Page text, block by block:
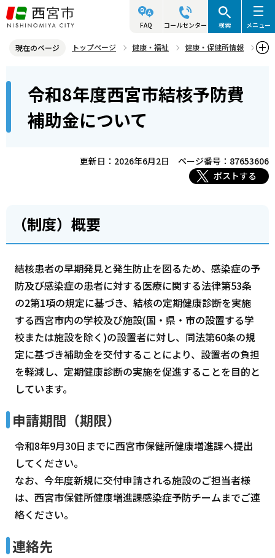
こ
の
ジ
頭
FAQ コールセンター 検索 メニュー
現在のページ トップページ 健康・福祉
健康・保健所情報
令和8年度西宮市結核予防費補助金について
令和8年度西宮市結核予防費
補助金について
更新日：2026年6月2日
ページ番号：87653606
ポストする
（制度）概要
結核患者の早期発見と発生防止を図るため、感染症の予
防及び感染症の患者に対する医療に関する法律第53条
の2第1項の規定に基づき、結核の定期健康診断を実施
する西宮市内の学校及び施設(国・県・市の設置する学
校または施設を除く)の設置者に対し、同法第60条の規
定に基づき補助金を交付することにより、設置者の負担
を軽減し、定期健康診断の実施を促進することを目的と
しています。
申請期間（期限）
令和8年9月30日までに西宮市保健所健康増進課へ提出
してください。
なお、今年度新規に交付申請される施設のご担当者様
は、西宮市保健所健康増進課感染症予防チームまでご連
絡ください。
連絡先